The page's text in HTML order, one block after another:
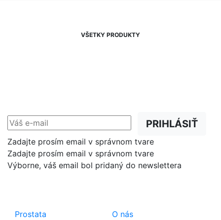
VŠETKY PRODUKTY
PRIHLÁSIŤ
Zadajte prosím email v správnom tvare
Zadajte prosím email v správnom tvare
Výborne, váš email bol pridaný do newslettera
Prostata
O nás